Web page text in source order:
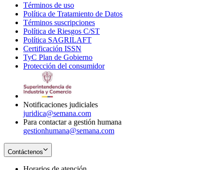
Términos de uso
in
new
window
Política de Tratamiento de Datos
Términos suscripciones
in
Política de Riesgos C/ST
Política SAGRILAFT
new
window
Certificación ISSN
in
new
TyC Plan de Gobierno
in
Protección del consumidorOpens
Notificaciones judiciales
juridica@semana.com
Para contactar a gestión humana
gestionhumana@semana.com
Contáctenos